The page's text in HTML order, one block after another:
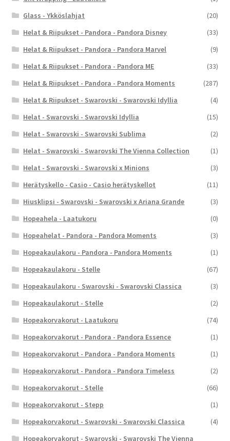
Glass - Ykköslahjat
(20)
Helat & Riipukset - Pandora - Pandora Disney
(33)
Helat & Riipukset - Pandora - Pandora Marvel
(9)
Helat & Riipukset - Pandora - Pandora ME
(33)
Helat & Riipukset - Pandora - Pandora Moments
(287)
Helat & Riipukset - Swarovski - Swarovski Idyllia
(4)
Helat - Swarovski - Swarovski Idyllia
(15)
Helat - Swarovski - Swarovski Sublima
(2)
Helat - Swarovski - Swarovski The Vienna Collection
(1)
Helat - Swarovski - Swarovski x Minions
(3)
Herätyskello - Casio - Casio herätyskellot
(11)
Hiusklipsi - Swarovski - Swarovski x Ariana Grande
(3)
Hopeahela - Laatukoru
(0)
Hopeahelat - Pandora - Pandora Moments
(3)
Hopeakaulakoru - Pandora - Pandora Moments
(1)
Hopeakaulakoru - Stelle
(67)
Hopeakaulakoru - Swarovski - Swarovski Classica
(3)
Hopeakaulakorut - Stelle
(2)
Hopeakorvakorut - Laatukoru
(74)
Hopeakorvakorut - Pandora - Pandora Essence
(1)
Hopeakorvakorut - Pandora - Pandora Moments
(1)
Hopeakorvakorut - Pandora - Pandora Timeless
(2)
Hopeakorvakorut - Stelle
(66)
Hopeakorvakorut - Stepp
(1)
Hopeakorvakorut - Swarovski - Swarovski Classica
(4)
Hopeakorvakorut - Swarovski - Swarovski The Vienna